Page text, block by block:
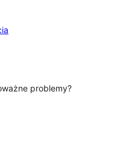
problemy?